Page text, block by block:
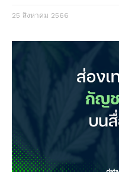
25 สิงหาคม 2566